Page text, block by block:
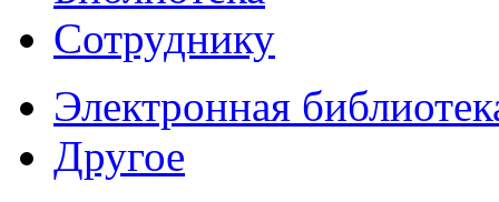
Сотруднику
Электронная
Другое